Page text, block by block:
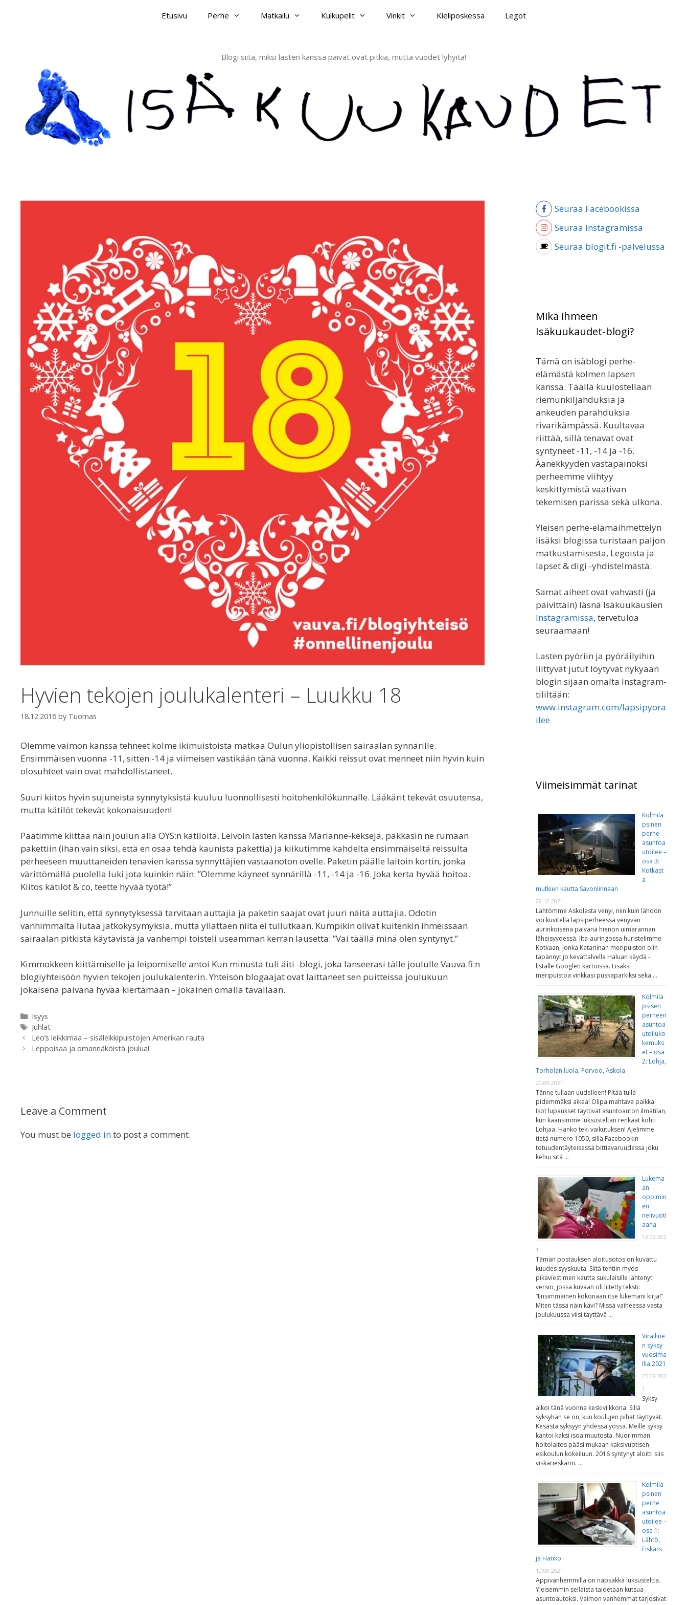
Etusivu Perhe Matkailu Kulkupelit Vinkit Kieliposkessa Legot
Blogi siitä, miksi lasten kanssa päivät ovat pitkiä, mutta vuodet lyhyitä!
Hyvien tekojen joulukalenteri – Luukku 18
18.12.2016 by Tuomas
Olemme vaimon kanssa tehneet kolme ikimuistoista matkaa Oulun yliopistollisen sairaalan synnärille.
Ensimmäisen vuonna -11, sitten -14 ja viimeisen vastikään tänä vuonna. Kaikki reissut ovat menneet niin hyvin kuin
olosuhteet vain ovat mahdollistaneet.
Suuri kiitos hyvin sujuneista synnytyksistä kuuluu luonnollisesti hoitohenkilökunnalle. Lääkärit tekevät osuutensa,
mutta kätilöt tekevät kokonaisuuden!
Päätimme kiittää näin joulun alla OYS:n kätilöitä. Leivoin lasten kanssa Marianne-keksejä, pakkasin ne rumaan
pakettiin (ihan vain siksi, että en osaa tehdä kaunista pakettia) ja kiikutimme kahdelta ensimmäiseltä reissulta
perheeseen muuttaneiden tenavien kanssa synnyttäjien vastaanoton ovelle. Paketin päälle laitoin kortin, jonka
värittömällä puolella luki jota kuinkin näin: ”Olemme käyneet synnärillä -11, -14 ja -16. Joka kerta hyvää hoitoa.
Kiitos kätilöt & co, teette hyvää työtä!”
Junnuille selitin, että synnytyksessä tarvitaan auttajia ja paketin saajat ovat juuri näitä auttajia. Odotin
vanhimmalta liutaa jatkokysymyksiä, mutta yllättäen niitä ei tullutkaan. Kumpikin olivat kuitenkin ihmeissään
sairaalan pitkistä käytävistä ja vanhempi toisteli useamman kerran lausetta: ”Vai täällä minä olen syntynyt.”
Kimmokkeen kiittämiselle ja leipomiselle antoi Kun minusta tuli äiti -blogi, joka lanseerasi tälle joululle Vauva.fi:n
blogiyhteisöön hyvien tekojen joulukalenterin. Yhteisön blogaajat ovat laittaneet sen puitteissa joulukuun
jokaisena päivänä hyvää kiertämään – jokainen omalla tavallaan.
Categories
Isyys
Tags
Juhlat
Leo’s leikkimaa – sisäleikkipuistojen Amerikan rauta
Leppoisaa ja omannäköistä joulua!
Leave a Comment
You must be logged into post a comment.
Seuraa Facebookissa
Seuraa Instagramissa
Seuraa blogit.fi -palvelussa
Mikä ihmeen
Isäkuukaudet-blogi?
Tämä on isäblogi perhe-
elämästä kolmen lapsen
kanssa. Täällä kuulostellaan
riemunkiljahduksia ja
ankeuden parahduksia
rivarikämpässä. Kuultavaa
riittää, sillä tenavat ovat
syntyneet -11, -14 ja -16.
Äänekkyyden vastapainoksi
perheemme viihtyy
keskittymistä vaativan
tekemisen parissa sekä ulkona.
Yleisen perhe-elämäihmettelyn
lisäksi blogissa turistaan paljon
matkustamisesta, Legoista ja
lapset & digi -yhdistelmästä.
Samat aiheet ovat vahvasti (ja
päivittäin) läsnä Isäkuukausien
Instagramissa, tervetuloa
seuraamaan!
Lasten pyöriin ja pyöräilyihin
liittyvät jutut löytyvät nykyään
blogin sijaan omalta Instagram-
tililtään:
www.instagram.com/lapsipyora
ilee
Viimeisimmät tarinat
Kolmila
psinen
perhe
asuntoa
utoilee –
osa 3:
Kotkast
a
mutkien kautta Savonlinnaan
29.12.2021
Lähtömme Askolasta venyi, niin kuin lähdön
voi kuvitella lapsiperheessä venyvän
aurinkoisena päivänä hienon uimarannan
läheisyydessä. Ilta-auringossa huristelimme
Kotkaan, jonka Katariinan meripuiston olin
täpännyt jo kevättalvella Haluan käydä -
listalle Googlen kartoissa. Lisäksi
meripuistoa vinkkasi puskaparkiksi sekä …
Kolmila
psisen
perheen
asuntoa
utoiluko
kemuks
et – osa
2: Lohja,
Torholan luola, Porvoo, Askola
20.09.2021
Tänne tullaan uudelleen! Pitää tulla
pidemmäksi aikaa! Olipa mahtava paikka!
Isot lupaukset täyttivät asuntoauton ilmatilan,
kun käänsimme luksusteltan renkaat kohti
Lohjaa. Hanko teki vaikutuksen! Ajelimme
tietä numero 1050, sillä Facebookin
totuudentäyteisessä bittiavaruudessa joku
kehui sitä …
Lukema
an
oppimin
en
nelivuoti
aana
16.09.202
1
Tämän postauksen aloitusotos on kuvattu
kuudes syyskuuta. Siitä tehtiin myös
pikaviestimen kautta sukulaisille lähtenyt
versio, jossa kuvaan oli liitetty teksti:
“Ensimmäinen kokonaan itse lukemani kirja!”
Miten tässä näin kävi? Missä vaiheessa vasta
joulukuussa viisi täyttävä …
Viralline
n syksy
vuosima
llia 2021
25.08.202
1
Syksy
alkoi tänä vuonna keskiviikkona. Sillä
syksyhän se on, kun koulujen pihat täyttyvät.
Kesästä syksyyn yhdessä yössä. Meille syksy
kantoi kaksi isoa muutosta. Nuorimman
hoitolaitos pääsi mukaan kaksivuotisen
esikoulun kokeiluun. 2016 syntynyt aloitti siis
viskarieskarin. …
Kolmila
psinen
perhe
asuntoa
utoilee –
osa 1:
Lähtö,
Fiskars
ja Hanko
10.08.2021
Appivanhemmilla on näpsäkkä luksusteltta.
Yleisemmin sellaista taidetaan kutsua
asuntoautoksi. Vaimon vanhemmat tarjosivat